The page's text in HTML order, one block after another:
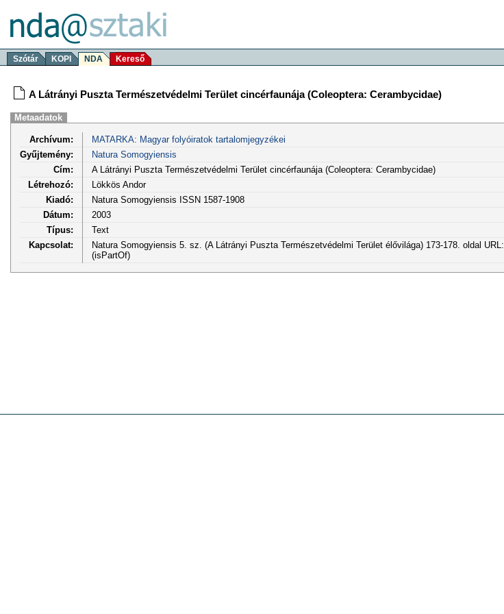
Szótár KOPI NDA Kereső
A Látrányi Puszta Természetvédelmi Terület cincérfaunája (Coleoptera: Cerambycidae)
Metaadatok
Archívum:
MATARKA: Magyar folyóiratok tartalomjegyzékei
Gyűjtemény:
Natura Somogyiensis
Cím:
A Látrányi Puszta Természetvédelmi Terület cincérfaunája (Coleoptera: Cerambycidae)
Létrehozó:
Lökkös Andor
Kiadó:
Natura Somogyiensis ISSN 1587-1908
Dátum:
2003
Típus:
Text
Kapcsolat:
Natura Somogyiensis 5. sz. (A Látrányi Puszta Természetvédelmi Terület élővilága) 173-178. oldal URL:
(isPartOf)